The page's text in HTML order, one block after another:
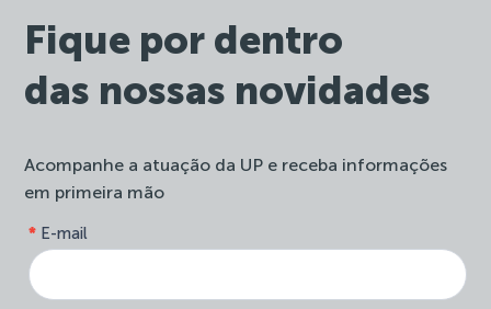
Fique por dentro
das nossas novidades
Acompanhe a atuação da UP e receba informações
em primeira mão
site-
newsletter
E-mail
*
você
é
humano,